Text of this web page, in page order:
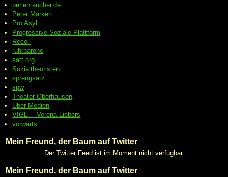
perlentaucher.de
Peter Märkert
Pro Asyl
ProgressiveSoziale Plattform
Recoil
ruhrbarone
satt.org
Sozialtheoristen
sprengsatz
spw
Theater Oberhausen
Über Medien
VIGLi – Verena Liebers
vorwärts
Mein Freund, der Baum auf Twitter
Der Twitter Feed ist im Moment nicht verfügbar.
Mein Freund, der Baum auf Twitter